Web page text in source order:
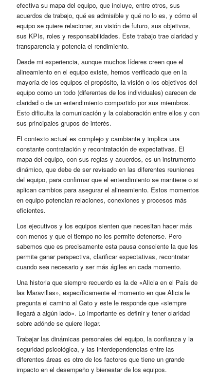
efectiva su mapa del equipo, que incluye, entre otros, sus
acuerdos de trabajo, qué es admisible y qué no lo es, y cómo el
equipo se quiere relacionar, su visión de futuro, sus objetivos,
sus KPIs, roles y responsabilidades. Este trabajo trae claridad y
transparencia y potencia el rendimiento.
Desde mi experiencia, aunque muchos líderes creen que el
alineamiento en el equipo existe, hemos verificado que en la
mayoría de los equipos el propósito, la visión o los objetivos del
equipo como un todo (diferentes de los individuales) carecen de
claridad o de un entendimiento compartido por sus miembros.
Esto dificulta la comunicación y la colaboración entre ellos y con
sus principales grupos de interés.
El contexto actual es complejo y cambiante y implica una
constante contratación y recontratación de expectativas. El
mapa del equipo, con sus reglas y acuerdos, es un instrumento
dinámico, que debe de ser revisado en las diferentes reuniones
del equipo, para confirmar que el entendimiento se mantiene o si
aplican cambios para asegurar el alineamiento. Estos momentos
en equipo potencian relaciones, conexiones y procesos más
eficientes.
Los ejecutivos y los equipos sienten que necesitan hacer más
con menos y que el tiempo no les permite detenerse. Pero
sabemos que es precisamente esta pausa consciente la que les
permite ganar perspectiva, clarificar expectativas, recontratar
cuando sea necesario y ser más ágiles en cada momento.
Una historia que siempre recuerdo es la de «Alicia en el País de
las Maravillas», específicamente el momento en que Alicia le
pregunta el camino al Gato y este le responde que «siempre
llegará a algún lado». Lo importante es definir y tener claridad
sobre adónde se quiere llegar.
Trabajar las dinámicas personales del equipo, la confianza y la
seguridad psicológica, y las interdependencias entre las
diferentes áreas es otro de los factores que tiene un grande
impacto en el desempeño y bienestar de los equipos.